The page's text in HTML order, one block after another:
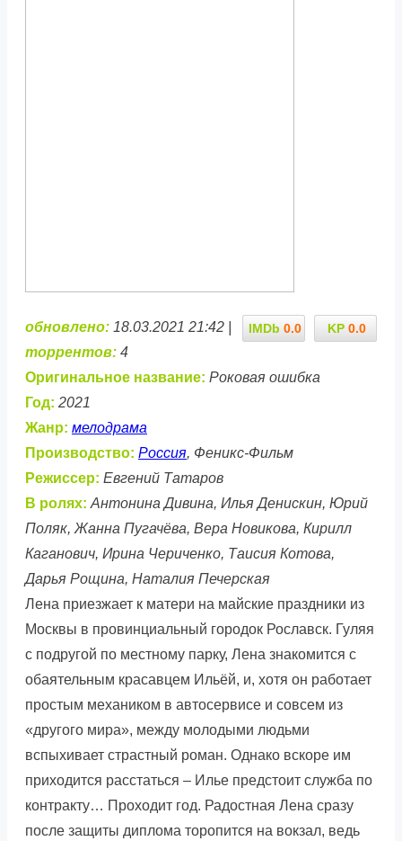
KP 0.0
IMDb 0.0
обновлено: 18.03.2021 21:42 |
торрентов: 4
Оригинальное название: Роковая ошибка
Год: 2021
Жанр: мелодрама
Производство: Россия, Феникс-Фильм
Режиссер: Евгений Татаров
В ролях: Антонина Дивина, Илья Денискин, Юрий
Поляк, Жанна Пугачёва, Вера Новикова, Кирилл
Каганович, Ирина Чериченко, Таисия Котова,
Дарья Рощина, Наталия Печерская
Лена приезжает к матери на майские праздники из
Москвы в провинциальный городок Рославск. Гуляя
с подругой по местному парку, Лена знакомится с
обаятельным красавцем Ильёй, и, хотя он работает
простым механиком в автосервисе и совсем из
«другого мира», между молодыми людьми
вспыхивает страстный роман. Однако вскоре им
приходится расстаться – Илье предстоит служба по
контракту… Проходит год. Радостная Лена сразу
после защиты диплома торопится на вокзал, ведь